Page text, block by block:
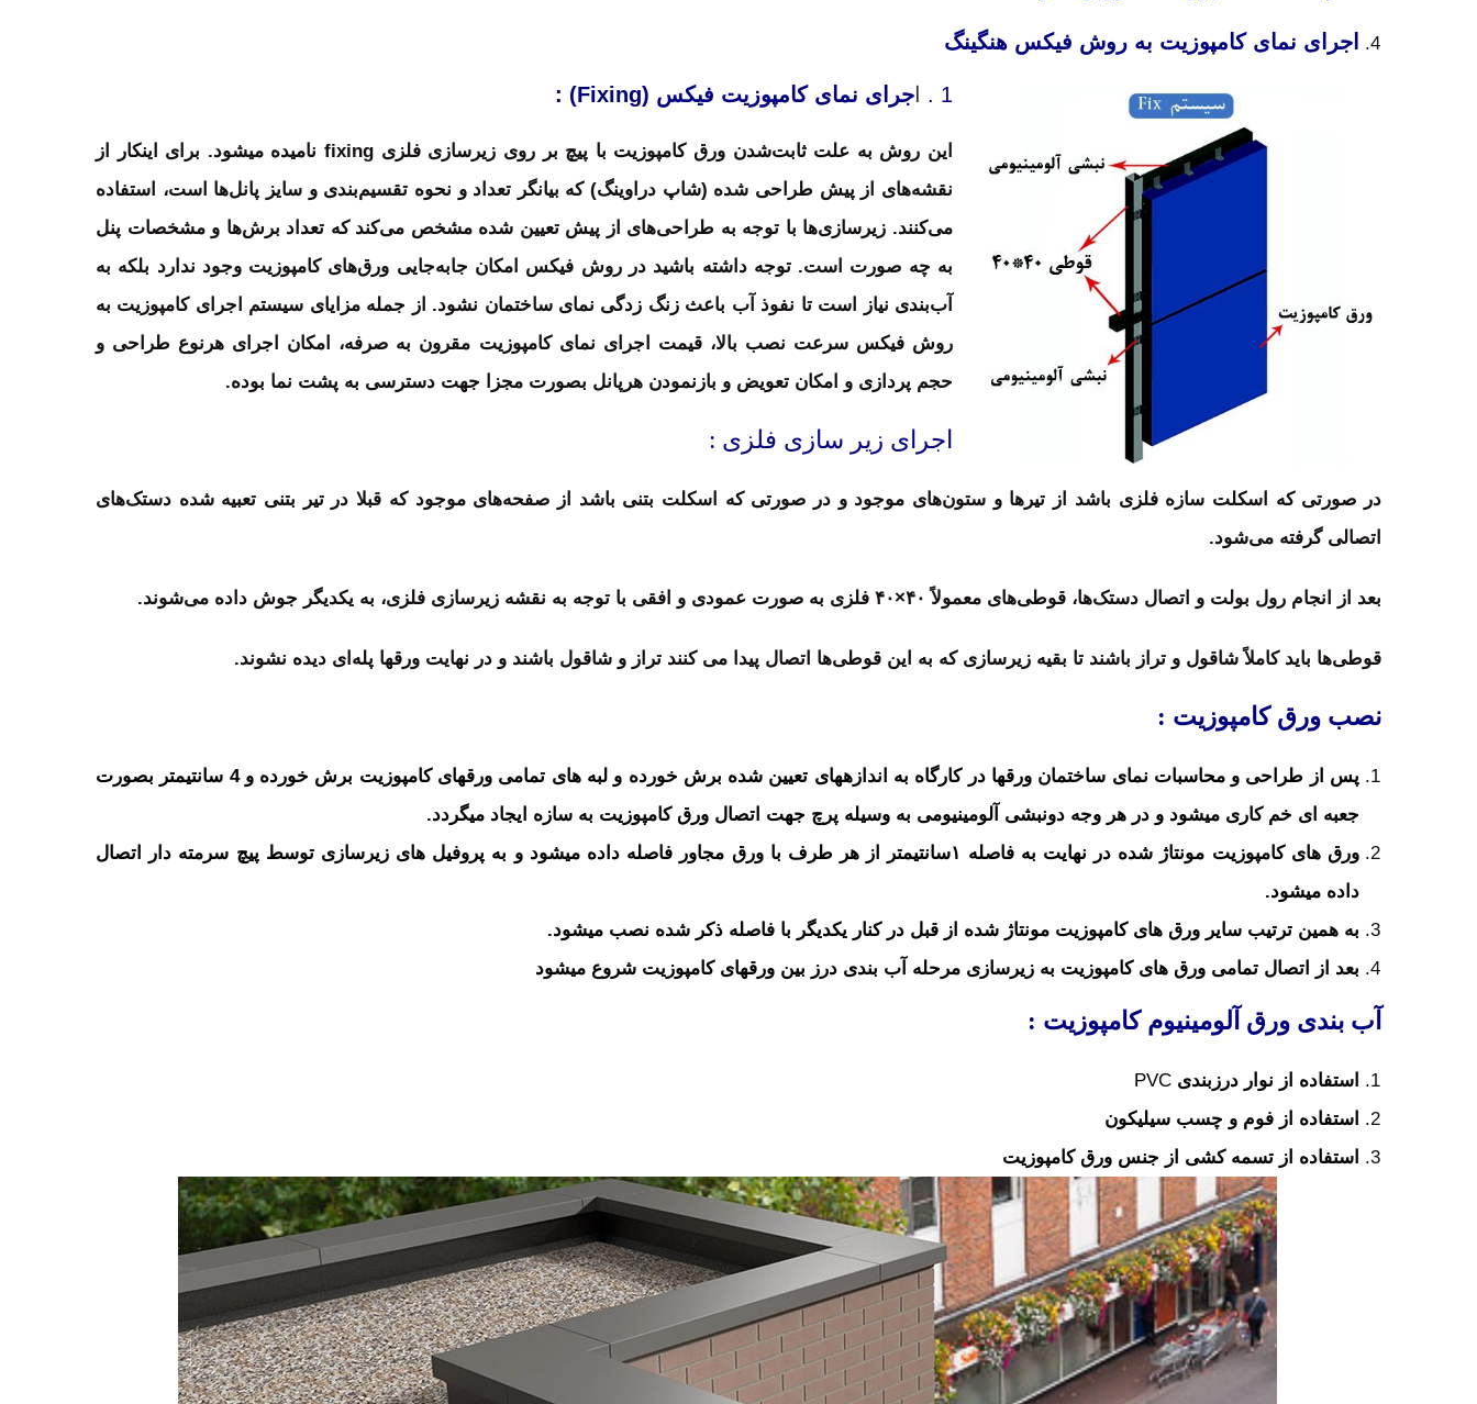
اجرای نمای کامپوزیت به روش فیکس هنگینگ
1
. جرای نمای کامپوزیت فیکس (Fixing) :
این روش به علت ثابت‌شدن ورق کامپوزیت با پیچ بر روی زیرسازی فلزی fixing نامیده میشود. برای اینکار از
نقشه‌های از پیش طراحی شده (شاپ دراوینگ) که بیانگر تعداد و نحوه تقسیم‌بندی و سایز پانل‌ها است، استفاده
می‌کنند. زیرسازی‌ها با توجه به طراحی‌های از پیش تعیین شده مشخص می‌کند که تعداد برش‌ها و مشخصات پنل
به چه صورت است. توجه داشته باشید در روش فیکس امکان جابه‌جایی ورق‌های کامپوزیت وجود ندارد بلکه به
آب‌بندی نیاز است تا نفوذ آب باعث زنگ‌ زدگی نمای ساختمان نشود. از جمله مزایای سیستم اجرای کامپوزیت به
روش فیکس سرعت نصب بالا، قیمت اجرای نمای کامپوزیت مقرون به صرفه، امکان اجرای هرنوع طراحی و
حجم پردازی و امکان تعویض و بازنمودن هرپانل بصورت مجزا جهت دسترسی به پشت نما بوده.
اجرای زیر سازی فلزی :
در صورتی که اسکلت سازه فلزی باشد از تیرها و ستون‌های موجود و در صورتی که اسکلت بتنی باشد از صفحه‌های موجود که قبلا در تیر بتنی تعبیه شده دستک‌های
اتصالی گرفته می‌شود.
بعد از انجام رول بولت و اتصال دستک‌ها، قوطی‌های معمولاً ۴۰×۴۰ فلزی به صورت عمودی و افقی با توجه به نقشه زیرسازی فلزی، به یکدیگر جوش داده می‌شوند.
قوطی‌ها باید کاملاً شاقول و تراز باشند تا بقیه زیرسازی که به این قوطی‌ها اتصال پیدا می کنند تراز و شاقول باشند و در نهایت ورقها پله‌ای دیده نشوند.
نصب ورق کامپوزیت :
پس از طراحی و محاسبات نمای ساختمان ورقها در کارگاه به اندازه­های تعیین شده برش خورده و لبه های تمامی ورقهای کامپوزیت برش خورده و 4 سانتیمتر بصورت
جعبه ای خم کاری می­شود و در هر وجه دونبشی آلومینیومی به وسیله پرچ جهت اتصال ورق کامپوزیت به سازه ایجاد می­گردد.
ورق های کامپوزیت مونتاژ شده در نهایت به فاصله ۱سانتیمتر از هر طرف با ورق مجاور فاصله داده می­شود و به پروفیل های زیرسازی توسط پیچ سرمته دار اتصال
داده می­شود.
به همین ترتیب سایر ورق های کامپوزیت مونتاژ شده از قبل در کنار یکدیگر با فاصله ذکر شده نصب می­شود.
بعد از اتصال تمامی ورق های کامپوزیت به زیرسازی مرحله آب بندی درز بین ورقهای کامپوزیت شروع می­شود
آب بندی ورق آلومینیوم کامپوزیت :
استفاده از نوار درزبندی PVC
استفاده از فوم و چسب سیلیکون
استفاده از تسمه کشی از جنس ورق کامپوزیت